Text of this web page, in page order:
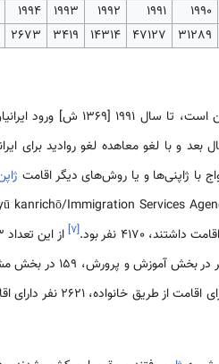
1990
1991
1992
1993
1994
31289
47127
14314
3419
2673
یعنی 47127 نفر رسید. سال بعد و با لغو معاهده
با ژاپنی‌ها و یا روش‌های دیگر اقامت
داشتند، 4170 نفر بود. [۷]